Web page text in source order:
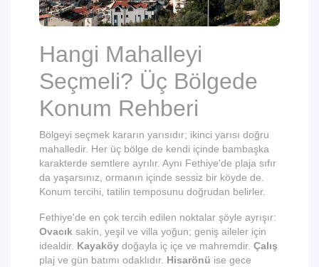
Hangi Mahalleyi
Seçmeli? Üç Bölgede
Konum Rehberi
Bölgeyi seçmek kararın yarısıdır; ikinci yarısı doğru
mahalledir. Her üç bölge de kendi içinde bambaşka
karakterde semtlere ayrılır. Aynı Fethiye'de plaja sıfır
da yaşarsınız, ormanın içinde sessiz bir köyde de.
Konum tercihi, tatilin temposunu doğrudan belirler.
Fethiye'de en çok tercih edilen noktalar şöyle ayrışır:
Ovacık sakin, yeşil ve villa yoğun; geniş aileler için
idealdir. Kayaköy doğayla iç içe ve mahremdir. Çalış
plaj ve gün batımı odaklıdır. Hisarönü ise gece